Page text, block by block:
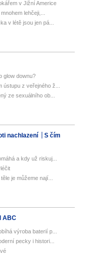
v Jižní Americe
lehčeji,...
v létě jsou jen pá...
glow downu?
ústupu z veřejného ž...
ze sexuálního ob...
nachlazení
S čím
a kdy už riskuj...
je můžeme nají...
ABC
výroba baterií p...
pecky i histori...